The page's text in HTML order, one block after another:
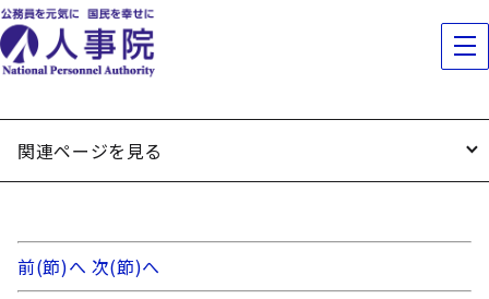
関連ページを見る
前(節)へ 次(節)へ